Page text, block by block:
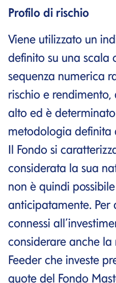
Profilo di rischio
Viene utilizzato un
definito su una scala
sequenza numerica
rischio e
alto ed è
metodologia definita
Il Fondo si
considerata la sua
non è quindi
anticipatamente. Per
connessi
considerare anche
Feeder che investe
quote del Fondo